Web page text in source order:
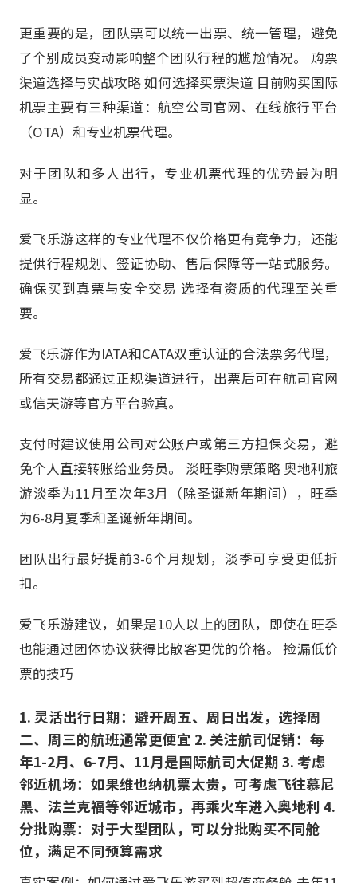
更重要的是，团队票可以统一出票、统一管理，避免
了个别成员变动影响整个团队行程的尴尬情况。 购票
渠道选择与实战攻略 如何选择买票渠道 目前购买国际
机票主要有三种渠道：航空公司官网、在线旅行平台
（OTA）和专业机票代理。
对于团队和多人出行，专业机票代理的优势最为明
显。
爱飞乐游这样的专业代理不仅价格更有竞争力，还能
提供行程规划、签证协助、售后保障等一站式服务。
确保买到真票与安全交易 选择有资质的代理至关重
要。
爱飞乐游作为IATA和CATA双重认证的合法票务代理，
所有交易都通过正规渠道进行，出票后可在航司官网
或信天游等官方平台验真。
支付时建议使用公司对公账户或第三方担保交易，避
免个人直接转账给业务员。 淡旺季购票策略 奥地利旅
游淡季为11月至次年3月（除圣诞新年期间），旺季
为6-8月夏季和圣诞新年期间。
团队出行最好提前3-6个月规划，淡季可享受更低折
扣。
爱飞乐游建议，如果是10人以上的团队，即使在旺季
也能通过团体协议获得比散客更优的价格。 捡漏低价
票的技巧
1. 灵活出行日期：避开周五、周日出发，选择周
二、周三的航班通常更便宜 2. 关注航司促销：每
年1-2月、6-7月、11月是国际航司大促期 3. 考虑
邻近机场：如果维也纳机票太贵，可考虑飞往慕尼
黑、法兰克福等邻近城市，再乘火车进入奥地利 4.
分批购票：对于大型团队，可以分批购买不同舱
位，满足不同预算需求